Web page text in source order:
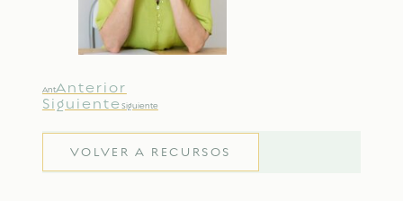
AntAnterior
Siguiente Siguiente
VOLVER A RECURSOS